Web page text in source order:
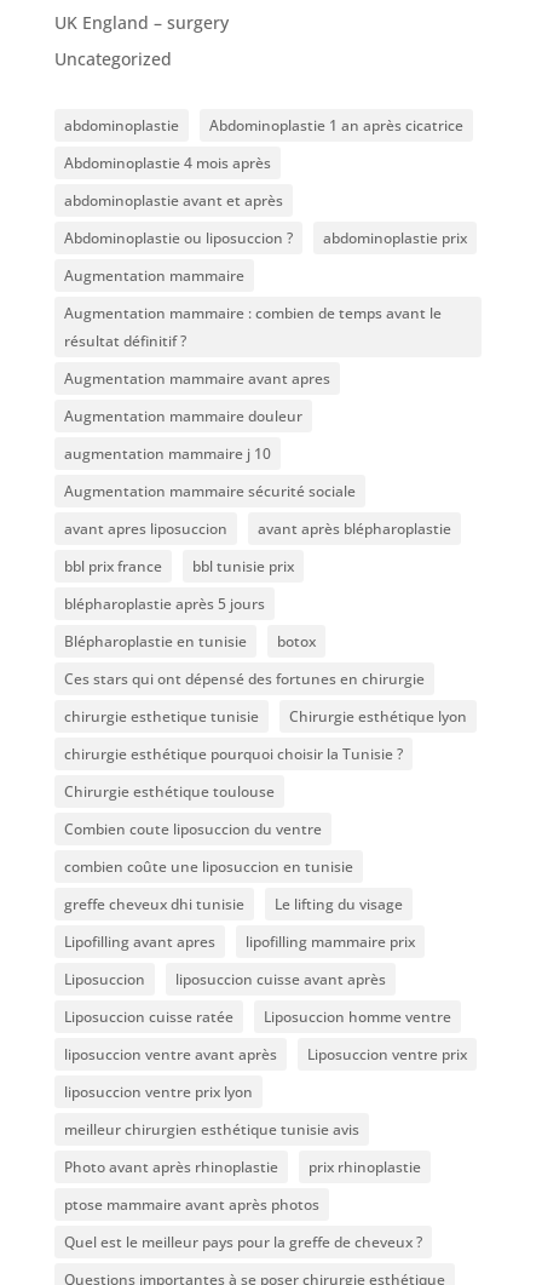
UK England – surgery
Uncategorized
abdominoplastie
Abdominoplastie 1 an après cicatrice
Abdominoplastie 4 mois après
abdominoplastie avant et après
Abdominoplastie ou liposuccion ?
abdominoplastie prix
Augmentation mammaire
Augmentation mammaire : combien de temps avant le
résultat définitif ?
Augmentation mammaire avant apres
Augmentation mammaire douleur
augmentation mammaire j 10
Augmentation mammaire sécurité sociale
avant apres liposuccion
avant après blépharoplastie
bbl prix france
bbl tunisie prix
blépharoplastie après 5 jours
Blépharoplastie en tunisie
botox
Ces stars qui ont dépensé des fortunes en chirurgie
chirurgie esthetique tunisie
Chirurgie esthétique lyon
chirurgie esthétique pourquoi choisir la Tunisie ?
Chirurgie esthétique toulouse
Combien coute liposuccion du ventre​
combien coûte une liposuccion en tunisie
greffe cheveux dhi tunisie
Le lifting du visage
Lipofilling avant apres
lipofilling mammaire prix
Liposuccion
liposuccion cuisse avant après
Liposuccion cuisse ratée
Liposuccion homme ventre
liposuccion ventre avant après
Liposuccion ventre prix
liposuccion ventre prix lyon
meilleur chirurgien esthétique tunisie avis
Photo avant après rhinoplastie
prix rhinoplastie
ptose mammaire avant après photos
Quel est le meilleur pays pour la greffe de cheveux ?
Questions importantes à se poser chirurgie esthétique